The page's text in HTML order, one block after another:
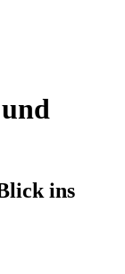
ins